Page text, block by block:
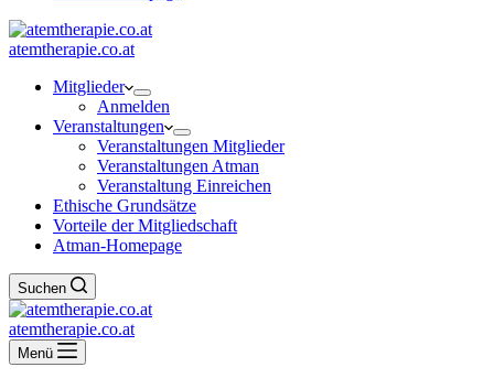
atemtherapie.co.at
Mitglieder
Anmelden
Veranstaltungen
Veranstaltungen Mitglieder
Veranstaltungen Atman
Veranstaltung Einreichen
Ethische Grundsätze
Vorteile der Mitgliedschaft
Atman-Homepage
Suchen
atemtherapie.co.at
Menü